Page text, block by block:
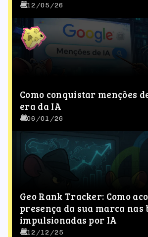
12/05/26
Como conquistar menções
era da IA
06/01/26
Geo Rank Tracker: Como
presença da sua marca nas
impulsionadas por IA
12/12/25